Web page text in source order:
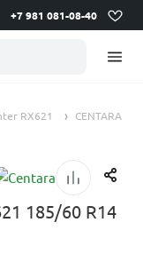
+7 981 081-08-40
RX621
CENTARA
185/60 R14